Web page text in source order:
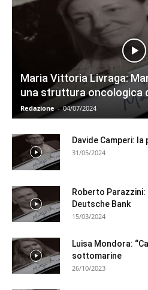
Maria Vittoria Livraga:
una struttura oncologica
Redazione - 04/07/2024
Davide Camperi:
31/05/2024
Roberto Parazzini:
Deutsche Bank
15/03/2024
Luisa Mondora:
sottomarine
26/10/2023